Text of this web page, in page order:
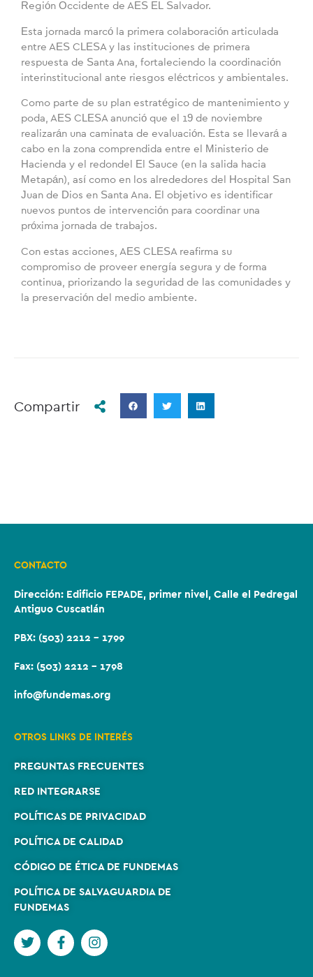
Región Occidente de AES EL Salvador.
Esta jornada marcó la primera colaboración articulada
entre AES CLESA y las instituciones de primera
respuesta de Santa Ana, fortaleciendo la coordinación
interinstitucional ante riesgos eléctricos y ambientales.
Como parte de su plan estratégico de mantenimiento y
poda, AES CLESA anunció que el 19 de noviembre
realizarán una caminata de evaluación. Esta se llevará a
cabo en la zona comprendida entre el Ministerio de
Hacienda y el redondel El Sauce (en la salida hacia
Metapán), así como en los alrededores del Hospital San
Juan de Dios en Santa Ana. El objetivo es identificar
nuevos puntos de intervención para coordinar una
próxima jornada de trabajos.
Con estas acciones, AES CLESA reafirma su
compromiso de proveer energía segura y de forma
continua, priorizando la seguridad de las comunidades y
la preservación del medio ambiente.
Compartir
CONTACTO
Dirección: Edificio FEPADE, primer nivel, Calle el Pedregal
Antiguo Cuscatlán
PBX: (503) 2212 – 1799
Fax: (503) 2212 – 1798
info@fundemas.org
OTROS LINKS DE INTERÉS
PREGUNTAS FRECUENTES
RED INTEGRARSE
POLÍTICAS DE PRIVACIDAD
POLÍTICA DE CALIDAD
CÓDIGO DE ÉTICA DE FUNDEMAS
POLÍTICA DE SALVAGUARDIA DE
FUNDEMAS